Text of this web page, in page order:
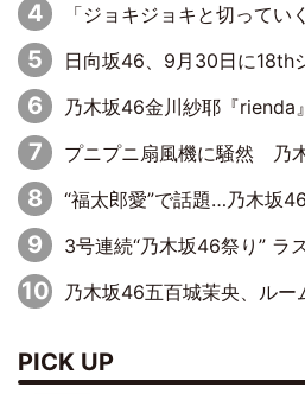
「ジョキジョキと切っていく感じ」
日向坂46、9月30日に18thシングル『イチャイチャ虫』の発売決定！
乃木坂46金川紗耶『rienda』
プニプニ扇風機に騒然 乃木坂46“これいくら
“福太郎愛”で話題…乃木坂46一ノ瀬美空、地元福岡
3号連続“乃木坂46祭り” ラストを飾るのは賀喜遥香…5年ぶりの
乃木坂46五百城茉央、ルームウエアでリラックス「今回のグ
PICK UP